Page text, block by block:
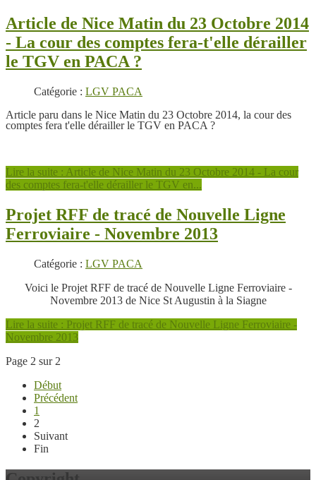
Article de Nice Matin du 23 Octobre 2014
- La cour des comptes fera-t'elle dérailler
le TGV en PACA ?
Catégorie : LGV PACA
Article paru dans le Nice Matin du 23 Octobre 2014, la cour des
comptes fera t'elle dérailler le TGV en PACA ?
Lire la suite : Article de Nice Matin du 23 Octobre 2014 - La cour
des comptes fera-t'elle dérailler le TGV en...
Projet RFF de tracé de Nouvelle Ligne
Ferroviaire - Novembre 2013
Catégorie : LGV PACA
Voici le Projet RFF de tracé de Nouvelle Ligne Ferroviaire -
Novembre 2013 de Nice St Augustin à la Siagne
Lire la suite : Projet RFF de tracé de Nouvelle Ligne Ferroviaire -
Novembre 2013
Page 2 sur 2
Début
Précédent
1
2
Suivant
Fin